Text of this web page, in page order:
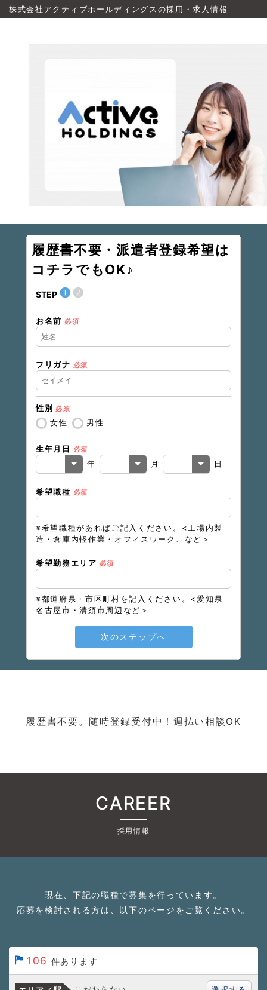
株式会社アクティブホールディングスの採用・求人情報
履歴書不要・派遣者登録希望は
コチラでもOK♪
STEP ❶❷
お名前 必須
フリガナ 必須
性別 必須
女性 男性
生年月日 必須
年 月 日
希望職種 必須
※希望職種があればご記入ください。<工場内製
造・倉庫内軽作業・オフィスワーク、など＞
希望勤務エリア 必須
※都道府県・市区町村を記入ください。<愛知県
名古屋市・清須市周辺など＞
次のステップへ
履歴書不要。随時登録受付中！週払い相談OK
CAREER
採用情報
現在、下記の職種で募集を行っています。
応募を検討される方は、以下のページをご覧ください。
106 件あります